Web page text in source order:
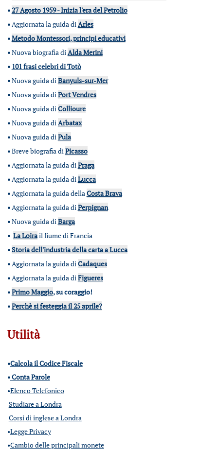
•27 Agosto 1959 - Inizia l'era del Petrolio
•Aggiornata la guida diArles
•Metodo Montessori, principi educativi
•Nuova biografia diAlda Merini
• 101 frasi celebri di Totò
•Nuova guida diBanyuls-sur-Mer
•Nuova guida diPort Vendres
•Nuova guida diCollioure
•Nuova guida diArbatax
•Nuova guida diPula
•Breve biografia diPicasso
•Aggiornata la guida diPraga
•Aggiornata la guida diLucca
•Aggiornata la guida dellaCosta Brava
•Aggiornata la guida diPerpignan
•Nuova guida diBarga
• La Loirail fiume di Francia
•Storia dell'industria della carta a Lucca
•Aggiornata la guida diCadaques
•Aggiornata la guida diFigueres
•Primo Maggio, su coraggio!
•Perchè si festeggia il 25 aprile?
Utilità
•Calcola il Codice Fiscale
•Conta Parole
•Elenco Telefonico
Studiare a Londra
Corsi di inglese a Londra
•Legge Privacy
•Cambio delle principali monete